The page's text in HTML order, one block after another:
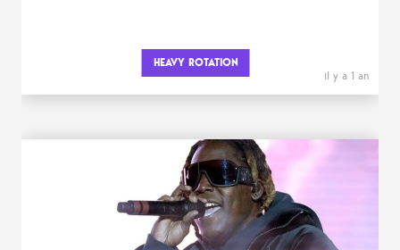
HEAVY ROTATION
il y a 1 an